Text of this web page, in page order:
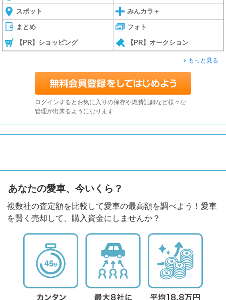
スポット みんカラ＋
まとめ フォト
【PR】ショッピング 【PR】オークション
もっと見る
ログインするとお気に入りの保存や燃費記録など様々な
管理が出来るようになります
あなたの愛車、今いくら？
複数社の査定額を比較して愛車の最高額を調べよう！愛車
を賢く売却して、購入資金にしませんか？